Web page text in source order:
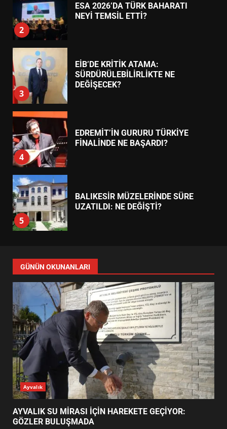
2
ESA 2026’DA TÜRK BAHARATI
NEYİ TEMSİL ETTİ?
3
EİB’DE KRİTİK ATAMA:
SÜRDÜRÜLEBİLİRLİKTE NE
DEĞİŞECEK?
4
EDREMİT’İN GURURU TÜRKİYE
FİNALİNDE NE BAŞARDI?
5
BALIKESİR MÜZELERİNDE SÜRE
UZATILDI: NE DEĞİŞTİ?
6
TURNUVASI KAYITLARI NEYİ
DEĞİŞTİRİYOR?
7
BURHANİYE BELEDİYESPOR’DA
YENİ YÖNETİM NASIL
ŞEKİLLENDİ?
1
AYVALIK SU MİRASI İÇİN
HAREKETE GEÇİYOR: GÖZLER
BULUŞMADA
GÜNÜN OKUNANLARI
Ayvalık
AYVALIK SU MİRASI İÇİN HAREKETE GEÇİYOR:
GÖZLER BULUŞMADA